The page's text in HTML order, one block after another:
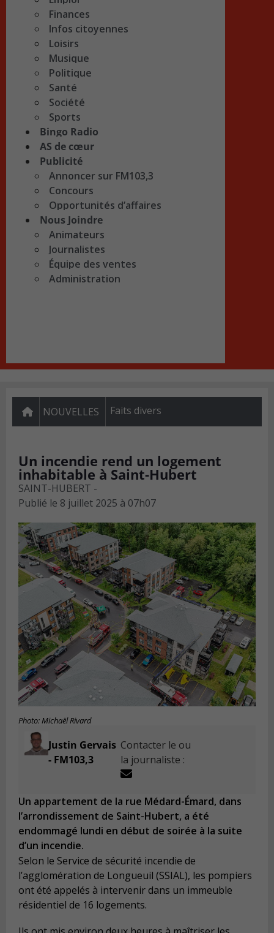
Finances
Infos citoyennes
Loisirs
Musique
Politique
Santé
Société
Sports
Bingo Radio
AS de cœur
Publicité
Annoncer sur FM103,3
Concours
Opportunités d’affaires
Nous Joindre
Animateurs
Journalistes
Équipe des ventes
Administration
NOUVELLES Faits divers
Un incendie rend un logement
inhabitable à Saint-Hubert
SAINT-HUBERT -
Publié le 8 juillet 2025 à 07h07
Photo: Michaël Rivard
Justin Gervais
- FM103,3
Contacter le ou
la journaliste :
Un appartement de la rue Médard-Émard, dans
l’arrondissement de Saint-Hubert, a été
endommagé lundi en début de soirée à la suite
d’un incendie.
Selon le Service de sécurité incendie de
l’agglomération de Longueuil (SSIAL), les pompiers
ont été appelés à intervenir dans un immeuble
résidentiel de 16 logements.